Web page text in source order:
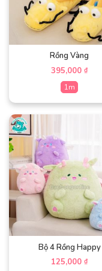
Rồng Vàng
395,000₫
1m
Sản
biến
thể.
Các
chọn
có
thể
được
chọn
Bộ 4 Rồng Happy
125,000₫